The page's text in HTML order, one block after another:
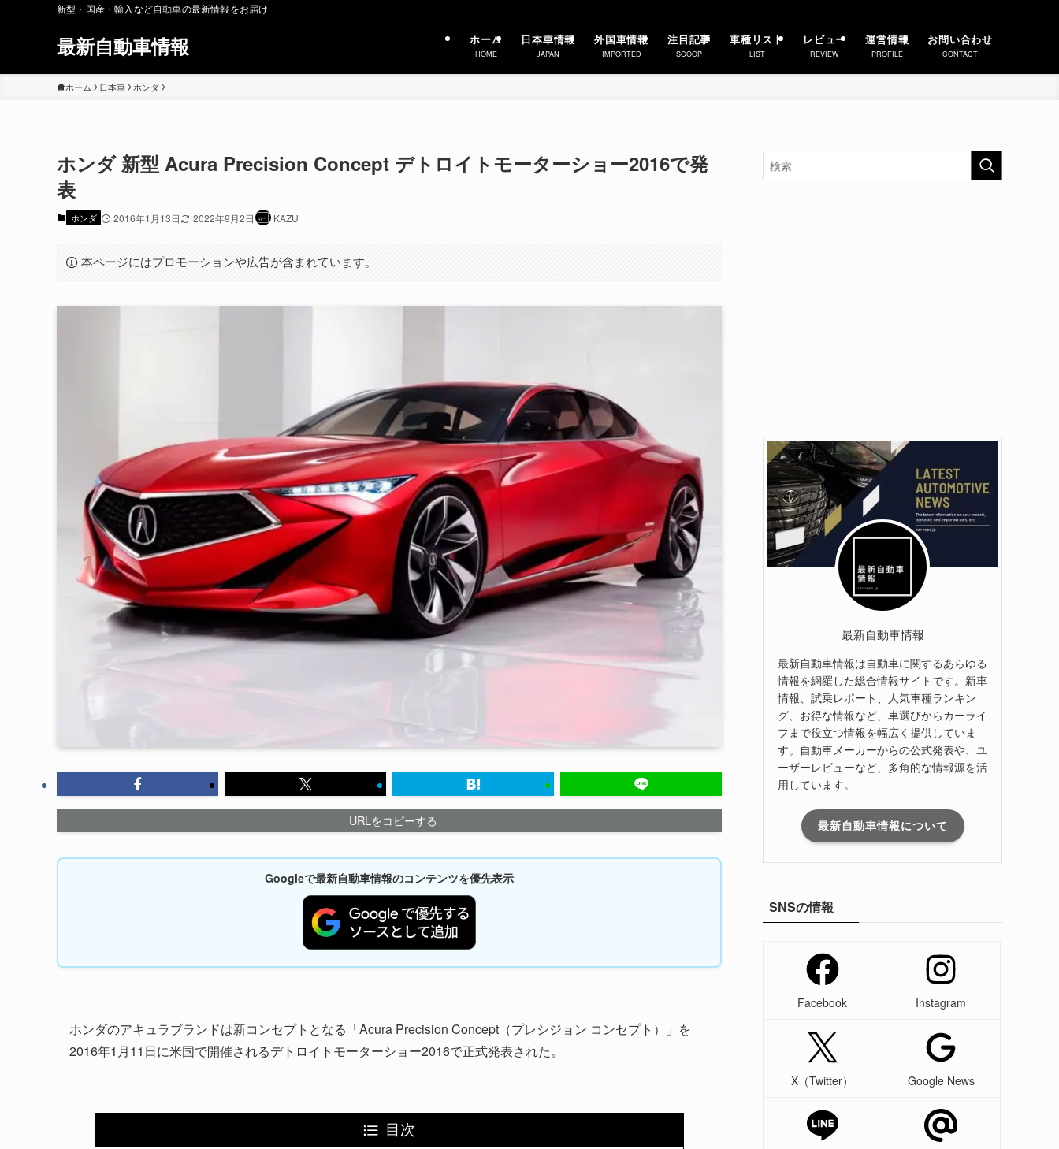
新型・国産・輸入など自動車の最新情報をお届け
最新自動車情報 ホーム
HOME
日本車情報
JAPAN
外国車情報
IMPORTED
注目記事
SCOOP
車種リスト
LIST
レビュー
REVIEW
運営情報
PROFILE
お問い合わせ
CONTACT
ホーム 日本車 ホンダ
ホンダ 新型 Acura Precision Concept デトロイトモーターショー2016で発
表
ホンダ 2016年1月13日 2022年9月2日 KAZU
本ページにはプロモーションや広告が含まれています。
URLをコピーする
Googleで最新自動車情報のコンテンツを優先表示
ホンダのアキュラブランドは新コンセプトとなる「Acura Precision Concept（プレシジョン コンセプト）」を
2016年1月11日に米国で開催されるデトロイトモーターショー2016で正式発表された。
目次
最新自動車情報
最新自動車情報は自動車に関するあらゆる
情報を網羅した総合情報サイトです。新車
情報、試乗レポート、人気車種ランキン
グ、お得な情報など、車選びからカーライ
フまで役立つ情報を幅広く提供していま
す。自動車メーカーからの公式発表や、ユ
ーザーレビューなど、多角的な情報源を活
用しています。
最新自動車情報について
SNSの情報
Facebook Instagram
X（Twitter） Google News